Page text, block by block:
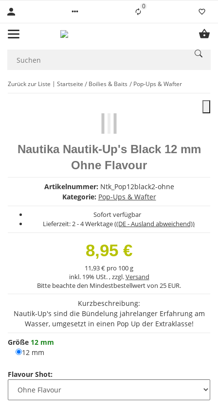
0Liste ist leer
Zurück zur Liste Startseite Boilies & Baits Pop-Ups & Wafter
Nautika Nautik-Up's Black 12 mm
Ohne Flavour
Artikelnummer: Ntk_Pop12black2-ohne
Kategorie: Pop-Ups & Wafter
Sofort verfügbar
Lieferzeit:2 - 4 Werktage((DE - Ausland abweichend))
8,95 €
11,93 € pro 100 g
inkl. 19% USt. , zzgl.Versand
Bitte beachte den Mindestbestellwert von 25 EUR.
Kurzbeschreibung:
Nautik-Up's sind die Bündelung jahrelanger Erfahrung am
Wasser, umgesetzt in einen Pop Up der Extraklasse!
Größe 12 mm
12 mm
Flavour Shot: